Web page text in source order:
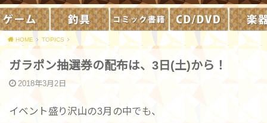
HOME TOPICS
ガラポン抽選券の配布は、3日(土)から！
2018年3月2日
イベント盛り沢山の3月の中でも、